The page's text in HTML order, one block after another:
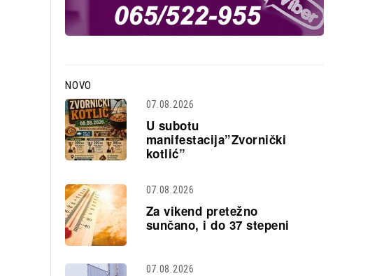
NOVO
07.08.2026
U subotu
manifestacija”Zvornički
kotlić”
07.08.2026
Za vikend pretežno
sunčano, i do 37 stepeni
07.08.2026